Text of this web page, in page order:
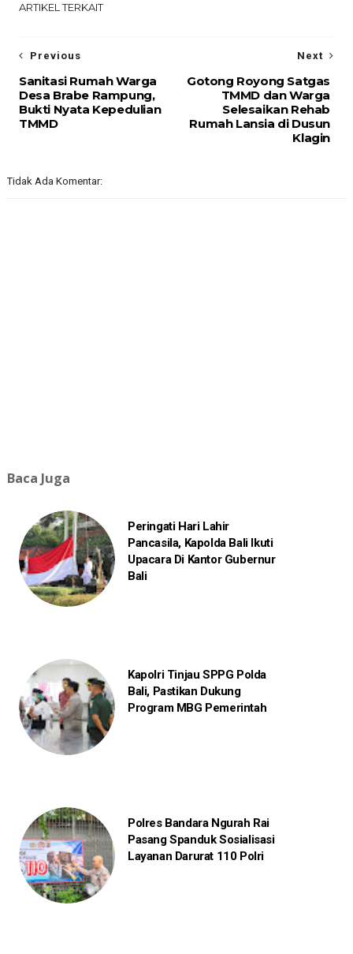
ARTIKEL TERKAIT
Next
Gotong Royong Satgas
TMMD dan Warga
Selesaikan Rehab
Rumah Lansia di Dusun
Klagin
Previous
Sanitasi Rumah Warga
Desa Brabe Rampung,
Bukti Nyata Kepedulian
TMMD
Tidak Ada Komentar:
Baca Juga
Peringati Hari Lahir
Pancasila, Kapolda Bali Ikuti
Upacara Di Kantor Gubernur
Bali
Kapolri Tinjau SPPG Polda
Bali, Pastikan Dukung
Program MBG Pemerintah
Polres Bandara Ngurah Rai
Pasang Spanduk Sosialisasi
Layanan Darurat 110 Polri